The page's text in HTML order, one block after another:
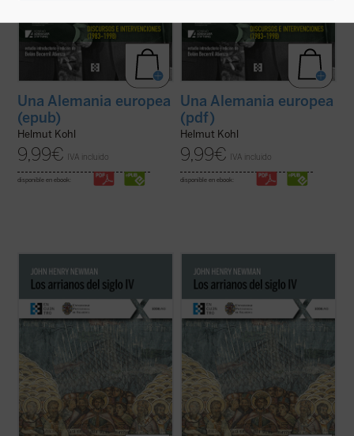
Una Alemania europea
(epub)
Helmut Kohl
9,99€ IVA incluido
disponible en ebook:
Una Alemania europea
(pdf)
Helmut Kohl
9,99€ IVA incluido
disponible en ebook:
aborda la génesis, el desarrollo y
consecuencias de la herejía arriana, la
de la época de las persecuciones. Aunque
la obra se sitúa casi al inicio de la ...(ver
aborda la génesis, el desarrollo y
consecuencias de la herejía arriana, la
de la época de las persecuciones. Aunque
la obra se sitúa casi al inicio de la ...(ver